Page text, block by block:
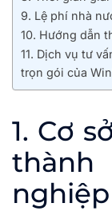
9. Lệ phí nhà
10. Hướng dẫn
11. Dịch vụ tư
trọn gói của
1. Cơ